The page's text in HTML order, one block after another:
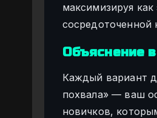
максимизируя
сосредоточенной
Объяснение
Каждый вариант
похвала» — ваш
новичков,